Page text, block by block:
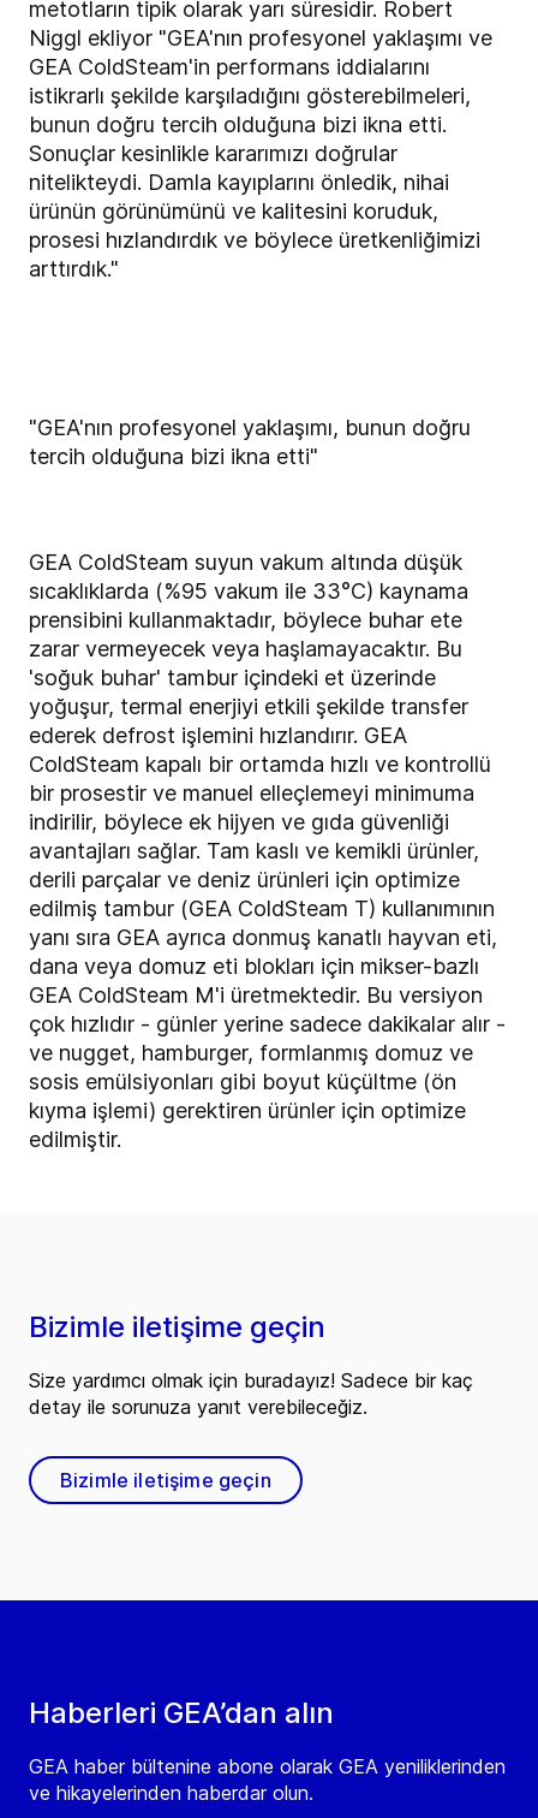
metotların tipik olarak yarı süresidir. Robert
Niggl ekliyor "GEA'nın profesyonel yaklaşımı ve
GEA ColdSteam'in performans iddialarını
istikrarlı şekilde karşıladığını gösterebilmeleri,
bunun doğru tercih olduğuna bizi ikna etti.
Sonuçlar kesinlikle kararımızı doğrular
nitelikteydi. Damla kayıplarını önledik, nihai
ürünün görünümünü ve kalitesini koruduk,
prosesi hızlandırdık ve böylece üretkenliğimizi
arttırdık."
"GEA'nın profesyonel yaklaşımı, bunun doğru
tercih olduğuna bizi ikna etti"
GEA ColdSteam suyun vakum altında düşük
sıcaklıklarda (%95 vakum ile 33°C) kaynama
prensibini kullanmaktadır, böylece buhar ete
zarar vermeyecek veya haşlamayacaktır. Bu
'soğuk buhar' tambur içindeki et üzerinde
yoğuşur, termal enerjiyi etkili şekilde transfer
ederek defrost işlemini hızlandırır. GEA
ColdSteam kapalı bir ortamda hızlı ve kontrollü
bir prosestir ve manuel elleçlemeyi minimuma
indirilir, böylece ek hijyen ve gıda güvenliği
avantajları sağlar. Tam kaslı ve kemikli ürünler,
derili parçalar ve deniz ürünleri için optimize
edilmiş tambur (GEA ColdSteam T) kullanımının
yanı sıra GEA ayrıca donmuş kanatlı hayvan eti,
dana veya domuz eti blokları için mikser-bazlı
GEA ColdSteam M'i üretmektedir. Bu versiyon
çok hızlıdır - günler yerine sadece dakikalar alır -
ve nugget, hamburger, formlanmış domuz ve
sosis emülsiyonları gibi boyut küçültme (ön
kıyma işlemi) gerektiren ürünler için optimize
edilmiştir.
Haberleri GEA’dan alın
GEA haber bültenine abone olarak GEA yeniliklerinden
ve hikayelerinden haberdar olun.
Bizimle iletişime geçin
Size yardımcı olmak için buradayız! Sadece bir kaç
detay ile sorunuza yanıt verebileceğiz.
Bizimle iletişime geçin